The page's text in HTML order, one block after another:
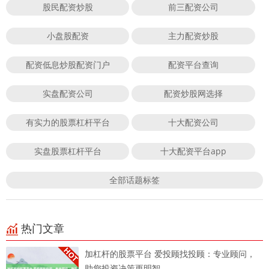
股民配资炒股 前三配资公司
小盘股配资 主力配资炒股
配资低息炒股配资门户 配资平台查询
实盘配资公司 配资炒股网选择
有实力的股票杠杆平台 十大配资公司
实盘股票杠杆平台 十大配资平台app
全部话题标签
热门文章
加杠杆的股票平台 爱投顾找投顾：专业顾问，